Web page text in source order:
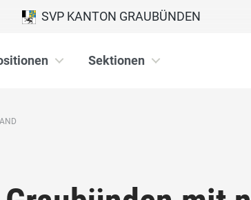
SVP KANTON GRAUBÜNDEN
Sektionen